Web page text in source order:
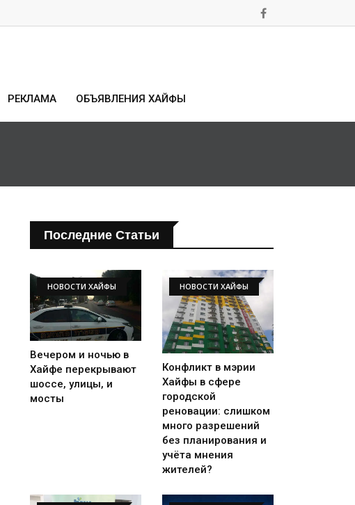
РЕКЛАМА ОБЪЯВЛЕНИЯ ХАЙФЫ
Последние Статьи
НОВОСТИ ХАЙФЫ
Вечером и ночью в
Хайфе перекрывают
шоссе, улицы, и
мосты
НОВОСТИ ХАЙФЫ
Конфликт в мэрии
Хайфы в сфере
городской
реновации: слишком
много разрешений
без планирования и
учёта мнения
жителей?